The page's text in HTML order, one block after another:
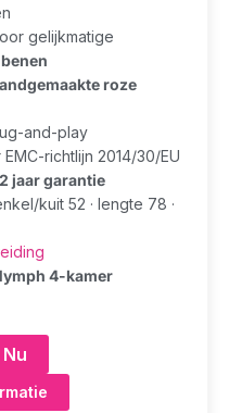
gelijkmatige
roze
and-play
richtlijn 2014/30/EU
2 jaar garantie
kuit 52 · lengte 78 ·
4-kamer